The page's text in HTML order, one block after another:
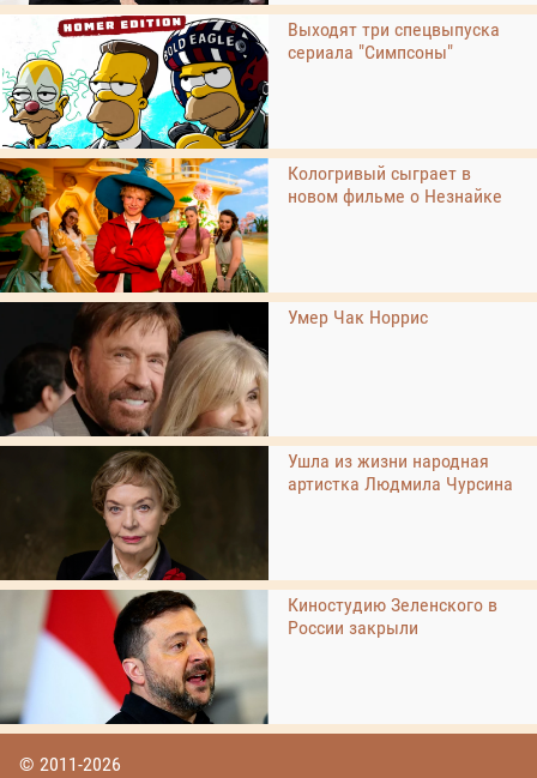
Выходят три спецвыпуска
сериала "Симпсоны"
Кологривый сыграет в
новом фильме о Незнайке
Умер Чак Норрис
Ушла из жизни народная
артистка Людмила Чурсина
Киностудию Зеленского в
России закрыли
© 2011-2026